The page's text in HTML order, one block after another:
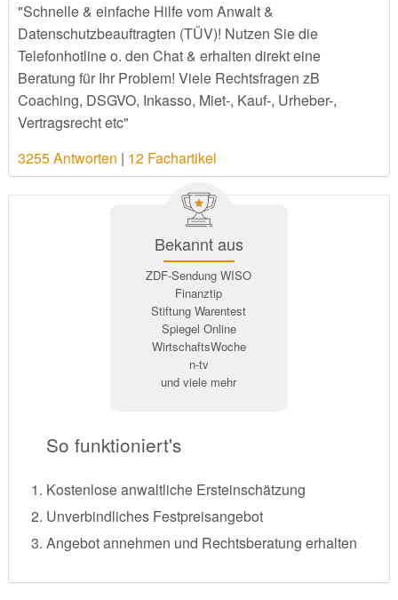
"Schnelle & einfache Hilfe vom Anwalt &
Datenschutzbeauftragten (TÜV)! Nutzen Sie die
Telefonhotline o. den Chat & erhalten direkt eine
Beratung für Ihr Problem! Viele Rechtsfragen zB
Coaching, DSGVO, Inkasso, Miet-, Kauf-, Urheber-,
Vertragsrecht etc"
3255 Antworten | 12 Fachartikel
Bekannt aus
ZDF-Sendung WISO
Finanztip
Stiftung Warentest
Spiegel Online
WirtschaftsWoche
n-tv
und viele mehr
So funktioniert's
Kostenlose anwaltliche Ersteinschätzung
Unverbindliches Festpreisangebot
Angebot annehmen und Rechtsberatung erhalten